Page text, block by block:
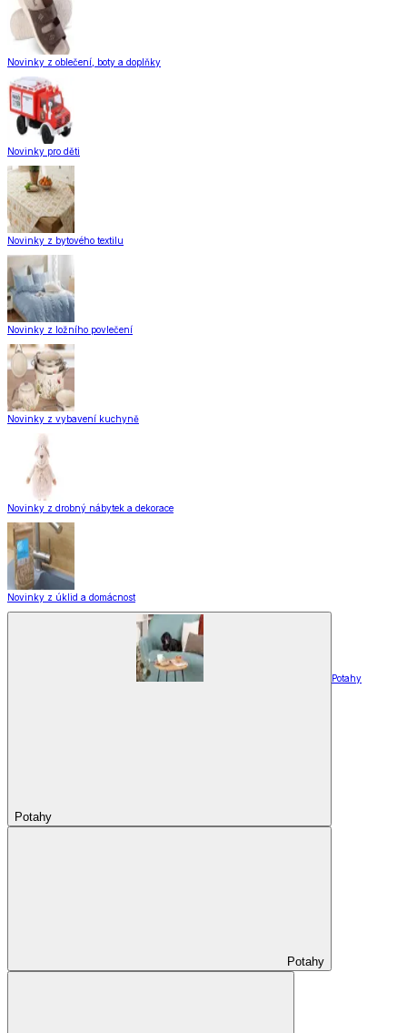
Novinky z oblečení, boty a doplňky
Novinky pro děti
Novinky z bytového textilu
Novinky z ložního povlečení
Novinky z vybavení kuchyně
Novinky z drobný nábytek a dekorace
Novinky z úklid a domácnost
Potahy
Potahy
Potahy